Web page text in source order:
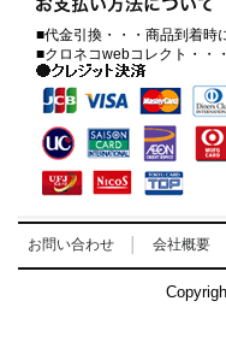
■代金引換・・・商品到着時
■クロネコwebコレクト・・
お問い合わせ 会社概要